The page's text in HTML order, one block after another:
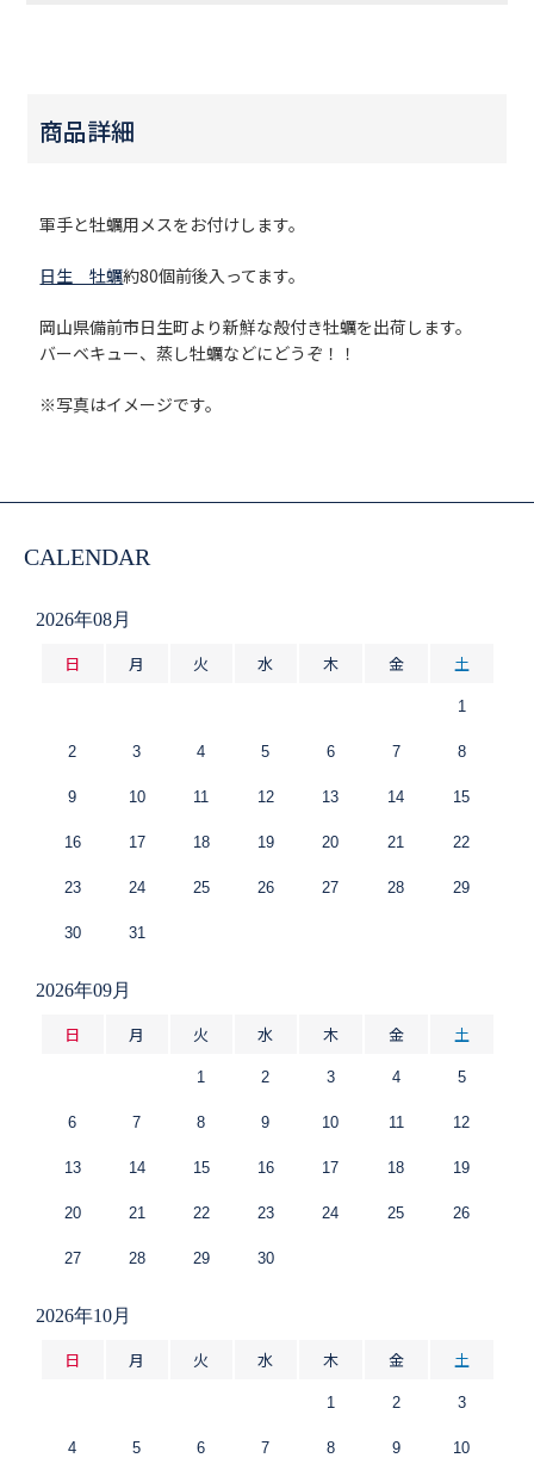
商品詳細
軍手と牡蠣用メスをお付けします。
日生 牡蠣約80個前後入ってます。
岡山県備前市日生町より新鮮な殻付き牡蠣を出荷します。
バーベキュー、蒸し牡蠣などにどうぞ！！
※写真はイメージです。
CALENDAR
2026年08月
日 月 火 水 木 金 土
1
2 3 4 5 6 7 8
9 10 11 12 13 14 15
16 17 18 19 20 21 22
23 24 25 26 27 28 29
30 31
2026年09月
日 月 火 水 木 金 土
1 2 3 4 5
6 7 8 9 10 11 12
13 14 15 16 17 18 19
20 21 22 23 24 25 26
27 28 29 30
2026年10月
日 月 火 水 木 金 土
1 2 3
4 5 6 7 8 9 10